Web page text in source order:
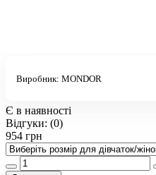
Виробник: MONDOR
Є в наявності
Відгуки: (0)
954 грн